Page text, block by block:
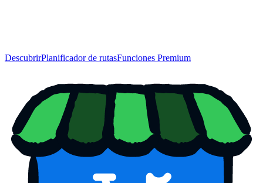
DescubrirPlanificador de rutasFunciones Premium